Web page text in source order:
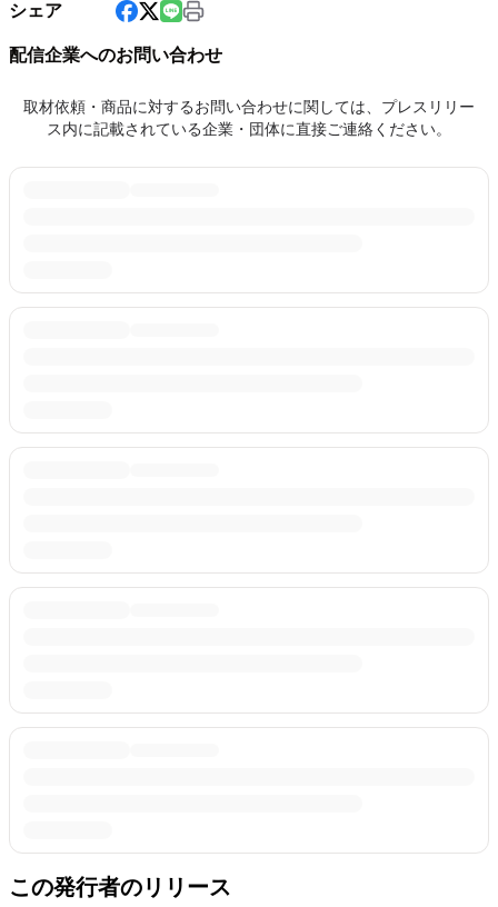
シェア
配信企業へのお問い合わせ
取材依頼・商品に対するお問い合わせに関しては、プレスリリー
ス内に記載されている企業・団体に直接ご連絡ください。
この発行者のリリース